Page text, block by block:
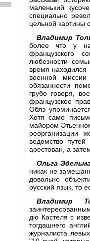
маленький
специально
цельной картины
Владимир
более что у
французского
любезности
время находился
военной
обязанности
грубо говоря,
французское
Облэ
Хотя само
майором
реорганизации
ведомство
арестован, а
Ольга
никак не
довольно
русский язык, то
Владимир
дю Кастеля с
тогдашнего
журналиста